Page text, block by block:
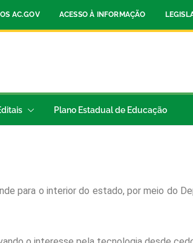
AC.GOV ACESSO À INFORMAÇÃO
Plano Estadual de Educação
para o interior do estado, por meio do